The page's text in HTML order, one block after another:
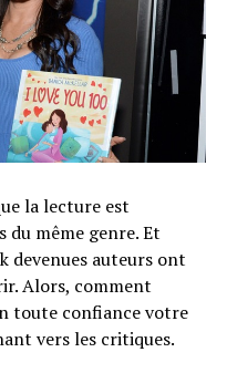
la lecture est
du même genre. Et
devenues auteurs ont
Alors, comment
toute confiance votre
vers les critiques.